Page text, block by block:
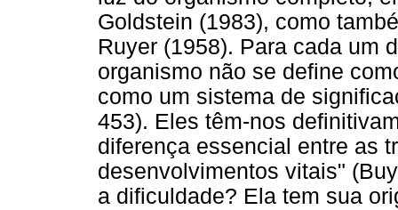
Goldstein (1983), como
Ruyer (1958). Para cada um
organismo não se define
como um sistema de
453). Eles têm-nos
diferença essencial entre as
desenvolvimentos vitais"
a dificuldade? Ela tem sua